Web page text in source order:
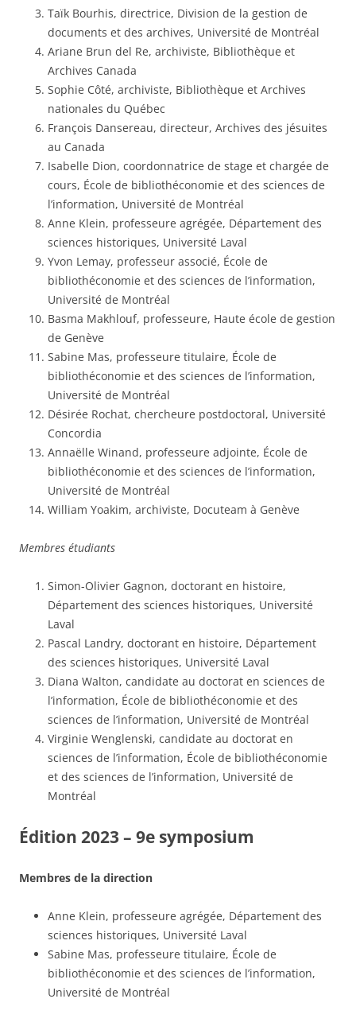
Taïk Bourhis, directrice, Division de la gestion de
documents et des archives, Université de Montréal
Ariane Brun del Re, archiviste, Bibliothèque et
Archives Canada
Sophie Côté, archiviste, Bibliothèque et Archives
nationales du Québec
François Dansereau, directeur, Archives des jésuites
au Canada
Isabelle Dion, coordonnatrice de stage et chargée de
cours, École de bibliothéconomie et des sciences de
l’information, Université de Montréal
Anne Klein, professeure agrégée, Département des
sciences historiques, Université Laval
Yvon Lemay, professeur associé, École de
bibliothéconomie et des sciences de l’information,
Université de Montréal
Basma Makhlouf, professeure, Haute école de gestion
de Genève
Sabine Mas, professeure titulaire, École de
bibliothéconomie et des sciences de l’information,
Université de Montréal
Désirée Rochat, chercheure postdoctoral, Université
Concordia
Annaëlle Winand, professeure adjointe, École de
bibliothéconomie et des sciences de l’information,
Université de Montréal
William Yoakim, archiviste, Docuteam à Genève
Membres étudiants
Simon-Olivier Gagnon, doctorant en histoire,
Département des sciences historiques, Université
Laval
Pascal Landry, doctorant en histoire, Département
des sciences historiques, Université Laval
Diana Walton, candidate au doctorat en sciences de
l’information, École de bibliothéconomie et des
sciences de l’information, Université de Montréal
Virginie Wenglenski, candidate au doctorat en
sciences de l’information, École de bibliothéconomie
et des sciences de l’information, Université de
Montréal
Édition 2023 – 9e symposium
Membres de la direction
Anne Klein, professeure agrégée, Département des
sciences historiques, Université Laval
Sabine Mas, professeure titulaire, École de
bibliothéconomie et des sciences de l’information,
Université de Montréal